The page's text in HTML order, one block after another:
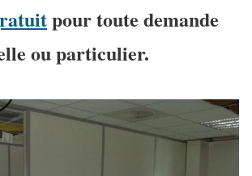
pour toute demande
ou particulier.